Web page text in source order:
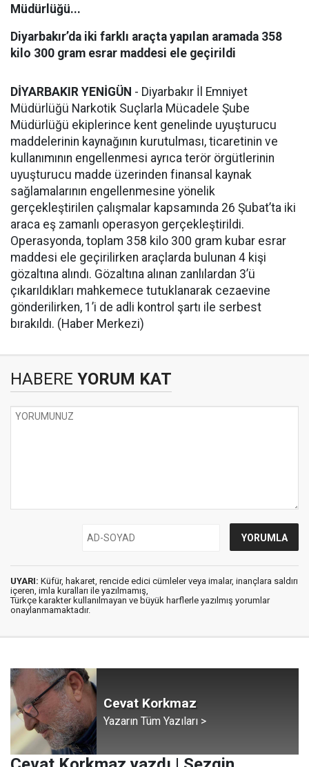
Müdürlüğü...
Diyarbakır’da iki farklı araçta yapılan aramada 358
kilo 300 gram esrar maddesi ele geçirildi
DİYARBAKIR YENİGÜN - Diyarbakır İl Emniyet
Müdürlüğü Narkotik Suçlarla Mücadele Şube
Müdürlüğü ekiplerince kent genelinde uyuşturucu
maddelerinin kaynağının kurutulması, ticaretinin ve
kullanımının engellenmesi ayrıca terör örgütlerinin
uyuşturucu madde üzerinden finansal kaynak
sağlamalarının engellenmesine yönelik
gerçekleştirilen çalışmalar kapsamında 26 Şubat’ta iki
araca eş zamanlı operasyon gerçekleştirildi.
Operasyonda, toplam 358 kilo 300 gram kubar esrar
maddesi ele geçirilirken araçlarda bulunan 4 kişi
gözaltına alındı. Gözaltına alınan zanlılardan 3’ü
çıkarıldıkları mahkemece tutuklanarak cezaevine
gönderilirken, 1’i de adli kontrol şartı ile serbest
bırakıldı. (Haber Merkezi)
HABERE YORUM KAT
UYARI: Küfür, hakaret, rencide edici cümleler veya imalar, inançlara saldırı
içeren, imla kuralları ile yazılmamış,
Türkçe karakter kullanılmayan ve büyük harflerle yazılmış yorumlar
onaylanmamaktadır.
Cevat Korkmaz
Yazarın Tüm Yazıları >